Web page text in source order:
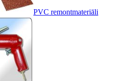
PVC remontmateriāli